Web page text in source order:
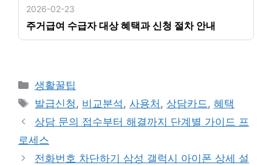
2026-02-23
주거급여 수급자 대상 혜택과 신청 절차 안내
카
테
리
생활꿀팁
태
그
발급신청, 비교분석,사용처 , 상담카드,혜택
상담 문의 접수부터 해결까지 단계별 가이드 프
로세스
전화번호 차단하기 삼성 갤럭시 아이폰 상세 설